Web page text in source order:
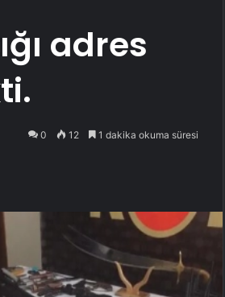
adres
0 12 1 dakika okuma süresi